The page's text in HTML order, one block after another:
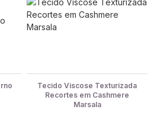
Tecido Viscose Texturizada
Recortes em Cashmere
Marsala